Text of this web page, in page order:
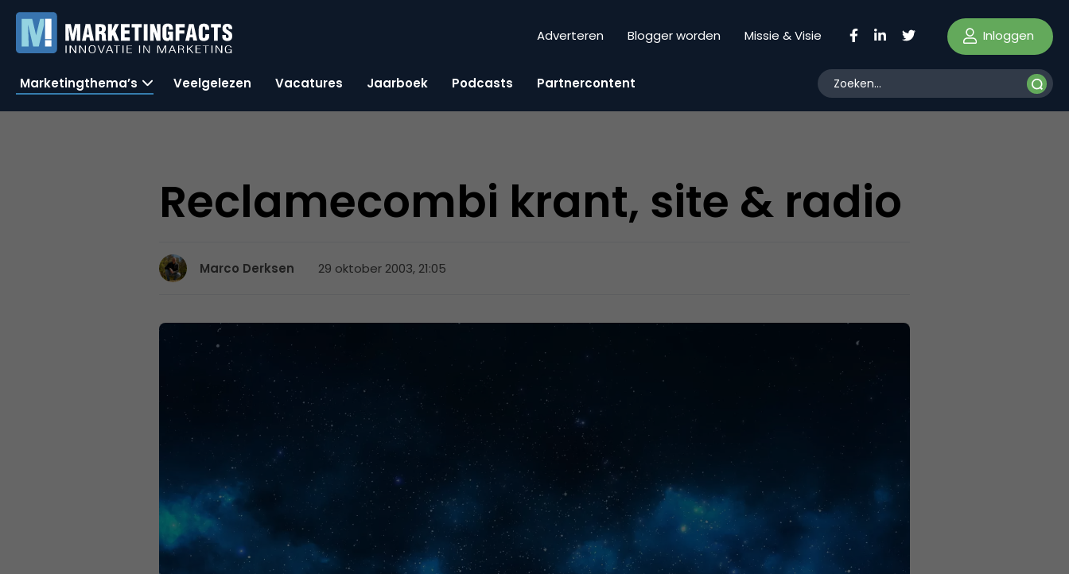
Adverteren Blogger worden Missie & Visie Inloggen
Marketingthema’s Veelgelezen Vacatures Jaarboek Podcasts Partnercontent
Reclamecombi krant, site & radio
Marco Derksen 29 oktober 2003, 21:05